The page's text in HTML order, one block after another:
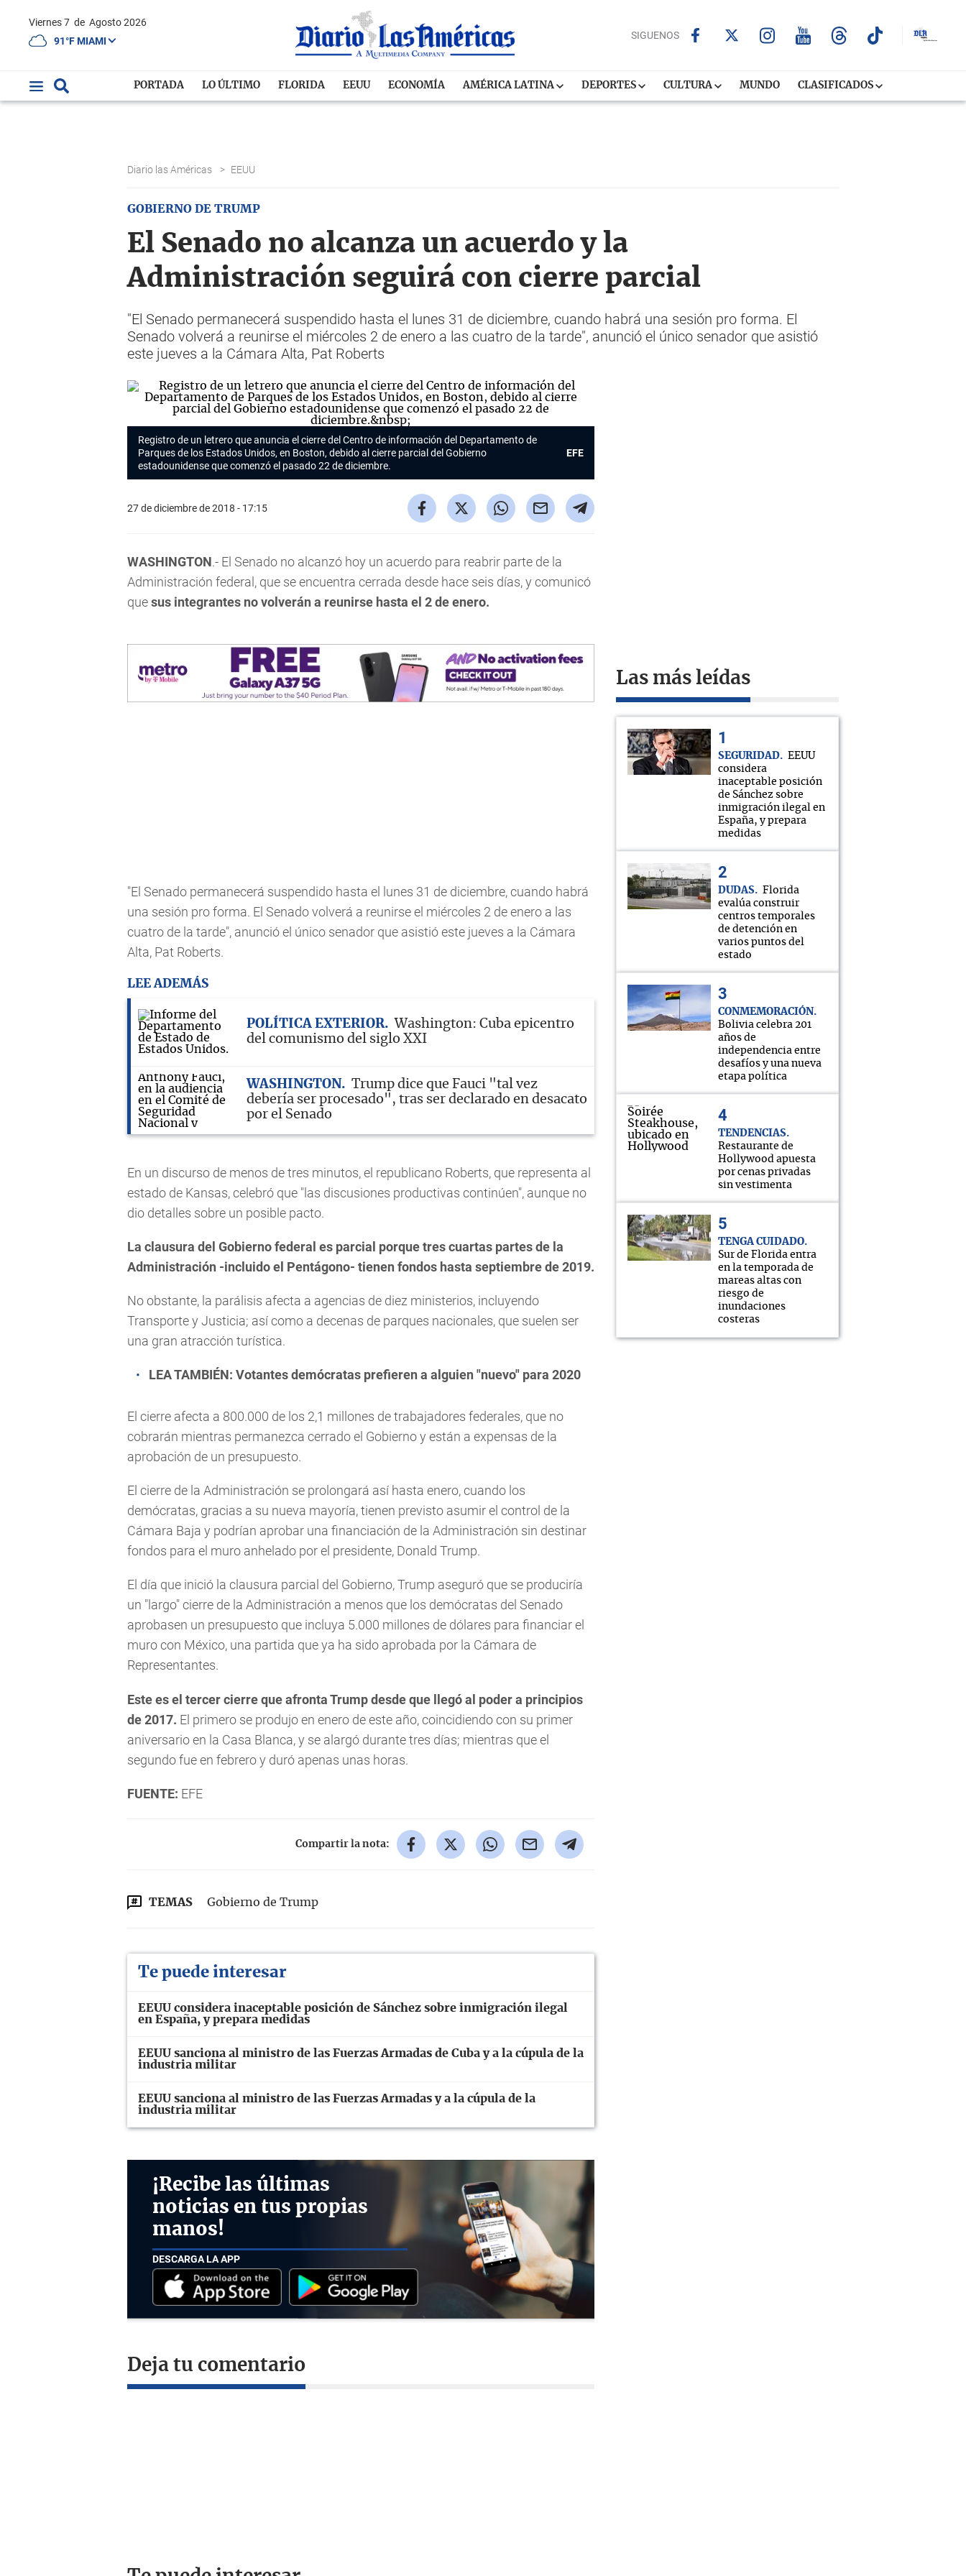
Viernes 7 de Agosto 2026
91°F MIAMI
SIGUENOS
PORTADA LO ÚLTIMO FLORIDA EEUU ECONOMÍA AMÉRICA LATINA DEPORTES CULTURA MUNDO CLASIFICADOS
Diario las Américas > EEUU
GOBIERNO DE TRUMP
El Senado no alcanza un acuerdo y la
Administración seguirá con cierre parcial
"El Senado permanecerá suspendido hasta el lunes 31 de diciembre, cuando habrá una sesión pro forma. El
Senado volverá a reunirse el miércoles 2 de enero a las cuatro de la tarde", anunció el único senador que asistió
este jueves a la Cámara Alta, Pat Roberts
Registro de un letrero que anuncia el cierre del Centro de información del Departamento de
Parques de los Estados Unidos, en Boston, debido al cierre parcial del Gobierno
estadounidense que comenzó el pasado 22 de diciembre.
EFE
27 de diciembre de 2018 - 17:15
WASHINGTON.- El Senado no alcanzó hoy un acuerdo para reabrir parte de la
Administración federal, que se encuentra cerrada desde hace seis días, y comunicó
quesus integrantes no volverán a reunirse hasta el 2 de enero.
"El Senado permanecerá suspendido hasta el lunes 31 de diciembre, cuando habrá
una sesión pro forma. El Senado volverá a reunirse el miércoles 2 de enero a las
cuatro de la tarde", anunció el único senador que asistió este jueves a la Cámara
Alta, Pat Roberts.
LEE ADEMÁS
POLÍTICA EXTERIOR
Washington: Cuba epicentro
del comunismo del siglo XXI
WASHINGTON
Trump dice que Fauci "tal vez
debería ser procesado", tras ser declarado en desacato
por el Senado
En un discurso de menos de tres minutos, el republicano Roberts, que representa al
estado de Kansas, celebró que "las discusiones productivas continúen", aunque no
dio detalles sobre un posible pacto.
La clausura del Gobierno federal es parcial porque tres cuartas partes de la
Administración -incluido el Pentágono- tienen fondos hasta septiembre de 2019.
No obstante, la parálisis afecta a agencias de diez ministerios, incluyendo
Transporte y Justicia; así como a decenas de parques nacionales, que suelen ser
una gran atracción turística.
LEA TAMBIÉN: Votantes demócratas prefieren a alguien "nuevo" para 2020
El cierre afecta a 800.000 de los 2,1 millones de trabajadores federales, que no
cobrarán mientras permanezca cerrado el Gobierno y están a expensas de la
aprobación de un presupuesto.
El cierre de la Administración se prolongará así hasta enero, cuando los
demócratas, gracias a su nueva mayoría, tienen previsto asumir el control de la
Cámara Baja y podrían aprobar una financiación de la Administración sin destinar
fondos para el muro anhelado por el presidente, Donald Trump.
El día que inició la clausura parcial del Gobierno, Trump aseguró que se produciría
un "largo" cierre de la Administración a menos que los demócratas del Senado
aprobasen un presupuesto que incluya 5.000 millones de dólares para financiar el
muro con México, una partida que ya ha sido aprobada por la Cámara de
Representantes.
Este es el tercer cierre que afronta Trump desde que llegó al poder a principios
de 2017. El primero se produjo en enero de este año, coincidiendo con su primer
aniversario en la Casa Blanca, y se alargó durante tres días; mientras que el
segundo fue en febrero y duró apenas unas horas.
FUENTE: EFE
Compartir la nota:
TEMAS Gobierno de Trump
Te puede interesar
EEUU considera inaceptable posición de Sánchez sobre inmigración ilegal
en España, y prepara medidas
EEUU sanciona al ministro de las Fuerzas Armadas de Cuba y a la cúpula de la
industria militar
EEUU sanciona al ministro de las Fuerzas Armadas y a la cúpula de la
industria militar
¡Recibe las últimas
noticias en tus propias
manos!
DESCARGA LA APP
Deja tu comentario
Las más leídas
SEGURIDAD
EEUU
considera
inaceptable posición
de Sánchez sobre
inmigración ilegal en
España, y prepara
medidas
DUDAS
Florida
evalúa construir
centros temporales
de detención en
varios puntos del
estado
CONMEMORACIÓN
Bolivia celebra 201
años de
independencia entre
desafíos y una nueva
etapa política
TENDENCIAS
Restaurante de
Hollywood apuesta
por cenas privadas
sin vestimenta
TENGA CUIDADO
Sur de Florida entra
en la temporada de
mareas altas con
riesgo de
inundaciones
costeras